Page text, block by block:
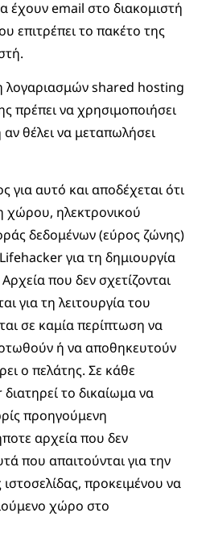
έχουν email στο διακομιστή
επιτρέπει το πακέτο της
λογαριασμών shared hosting
πρέπει να χρησιμοποιήσει
θέλει να μεταπωλήσει
για αυτό και αποδέχεται ότι
χώρου, ηλεκτρονικού
δεδομένων (εύρος ζώνης)
για τη δημιουργία
που δεν σχετίζονται
για τη λειτουργία του
σε καμία περίπτωση να
ή να αποθηκευτούν
ο πελάτης. Σε κάθε
το δικαίωμα να
προηγούμενη
αρχεία που δεν
που απαιτούνται για την
προκειμένου να
χώρο στο